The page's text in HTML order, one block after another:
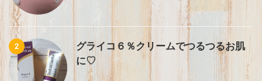
2
グライコ６％クリームでつるつるお肌
に♡